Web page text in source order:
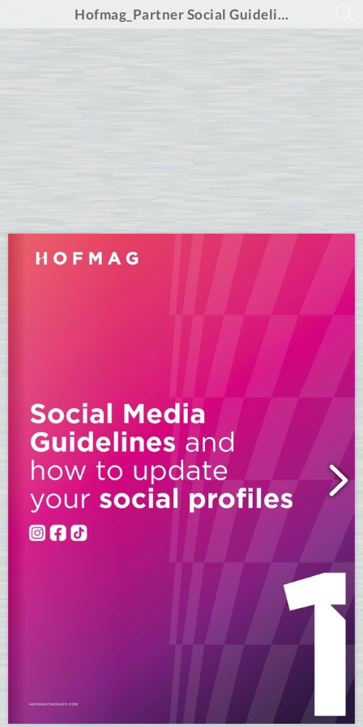
Hofmag_Partner Social Guidelines_English_31.04.2024.pdf